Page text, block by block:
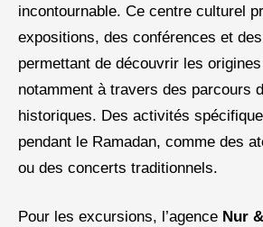
incontournable. Ce centre culturel
expositions, des conférences et
permettant de découvrir les
notamment à travers des parcours
historiques. Des activités
pendant le Ramadan, comme des
ou des concerts traditionnels.
Pour les excursions, l’agence Nur